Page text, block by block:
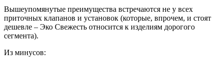
Вышеупомянутые преимущества встречаются не у всех
приточных клапанов и установок (которые, впрочем, и стоят
дешевле – Эко Свежесть относится к изделиям дорогого
сегмента).
Из минусов: